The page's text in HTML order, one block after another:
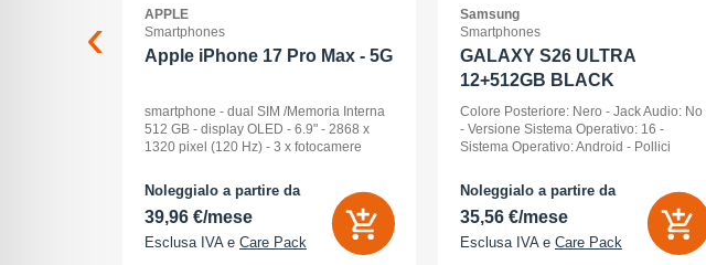
APPLE
Smartphones
Apple iPhone 17 Pro Max - 5G
smartphone - dual SIM /Memoria Interna
512 GB - display OLED - 6.9" - 2868 x
1320 pixel (120 Hz) - 3 x fotocamere
camera 18 Megapixel - arancione
cosmico
Noleggialo a partire da
39,96 €/mese
Esclusa IVA e Care Pack
Samsung
Smartphones
GALAXY S26 ULTRA
12+512GB BLACK
Colore Posteriore: Nero - Jack Audio: No
- Versione Sistema Operativo: 16 -
Sistema Operativo: Android - Pollici
AMOLED 2x - Memoria Interna (ROM):
512 GB - Espandibile fino a: 0 GB - Dual
Noleggialo a partire da
35,56 €/mese
Esclusa IVA e Care Pack